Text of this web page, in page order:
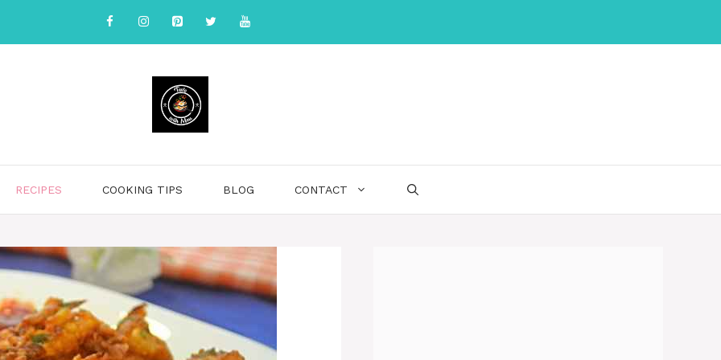
RECIPES COOKING TIPS BLOG CONTACT